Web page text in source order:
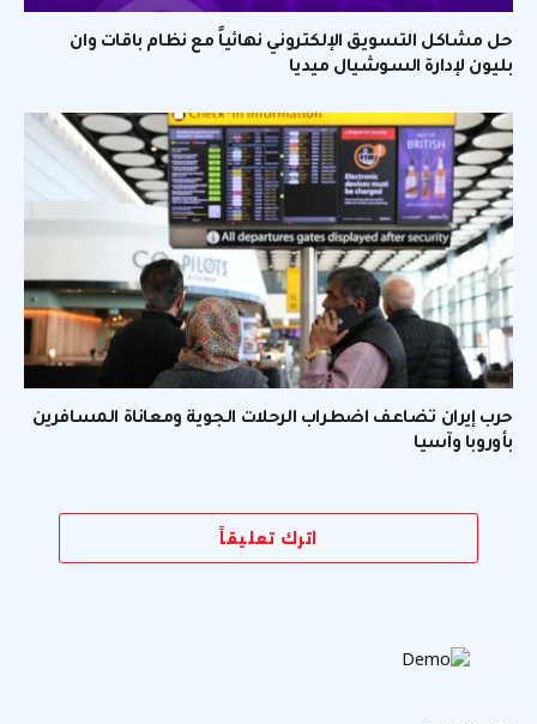
حل مشاكل التسويق الإلكتروني نهائياً مع نظام باقات وان
بليون لإدارة السوشيال ميديا
حرب إيران تضاعف اضطراب الرحلات الجوية ومعاناة المسافرين
بأوروبا وآسيا
اترك تعليقاً